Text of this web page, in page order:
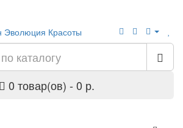
0 товар(ов) - 0 р.